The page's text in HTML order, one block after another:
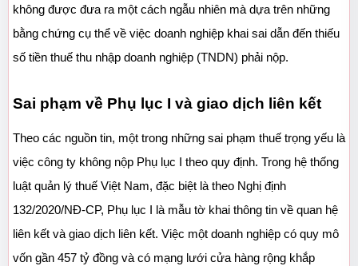
không được đưa ra một cách ngẫu nhiên mà dựa trên những
bằng chứng cụ thể về việc doanh nghiệp khai sai dẫn đến thiếu
số tiền thuế thu nhập doanh nghiệp (TNDN) phải nộp.
Sai phạm về Phụ lục I và giao dịch liên kết
Theo các nguồn tin, một trong những sai phạm thuế trọng yếu là
việc công ty không nộp Phụ lục I theo quy định. Trong hệ thống
luật quản lý thuế Việt Nam, đặc biệt là theo Nghị định
132/2020/NĐ-CP, Phụ lục I là mẫu tờ khai thông tin về quan hệ
liên kết và giao dịch liên kết. Việc một doanh nghiệp có quy mô
vốn gần 457 tỷ đồng và có mạng lưới cửa hàng rộng khắp